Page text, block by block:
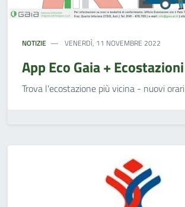
NOTIZIE VENERDÌ, 11 NOVEMBRE 2022
App Eco Gaia + Ecostazioni
Trova l'ecostazione più vicina - nuovi orari